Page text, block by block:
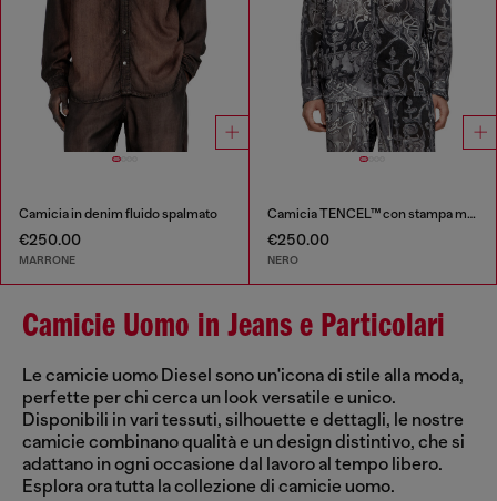
Camicia in denim fluido spalmato
€250.00
MARRONE
Camicia TENCEL™ con stampa medievale
€250.00
NERO
Camicie Uomo in Jeans e Particolari
Le camicie uomo Diesel sono un'icona di stile alla moda,
perfette per chi cerca un look versatile e unico.
Disponibili in vari tessuti, silhouette e dettagli, le nostre
camicie combinano qualità e un design distintivo, che si
adattano in ogni occasione dal lavoro al tempo libero.
Esplora ora tutta la collezione di camicie uomo.